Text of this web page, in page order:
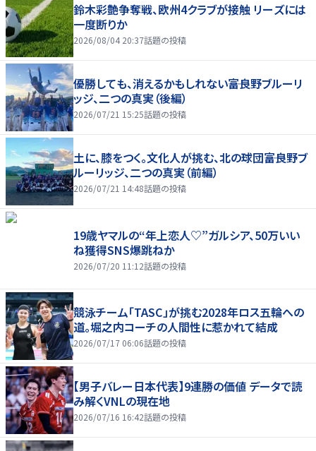
鈴木彩艶争奪戦、欧州4クラブが接触 リーズには
一度断りか
2026/08/04 20:37話題の投稿
優勝しても、消えるかもしれない――富良野ブルーリ
ッジ、二つの真実（後編）
2026/07/21 15:25話題の投稿
土に、膝をつく。文化人が挑む、北の球団――富良野ブ
ルーリッジ、二つの真実（前編）
2026/07/21 14:48話題の投稿
19歳ヤマルの“年上恋人♡”ガルシア、50万いい
ね獲得SNS爆跳ねか
2026/07/20 11:12話題の投稿
競泳チーム「TASC」が挑む2028年ロス五輪への
道。堀之内コーチの人間性に惹かれて結成
2026/07/17 06:06話題の投稿
【男子バレー日本代表】9連勝の価値 データで読
み解くVNLの現在地
2026/07/16 16:42話題の投稿